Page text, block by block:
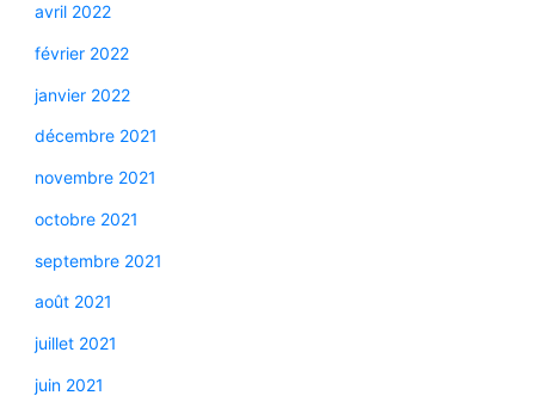
avril 2022
février 2022
janvier 2022
décembre 2021
novembre 2021
octobre 2021
septembre 2021
août 2021
juillet 2021
juin 2021